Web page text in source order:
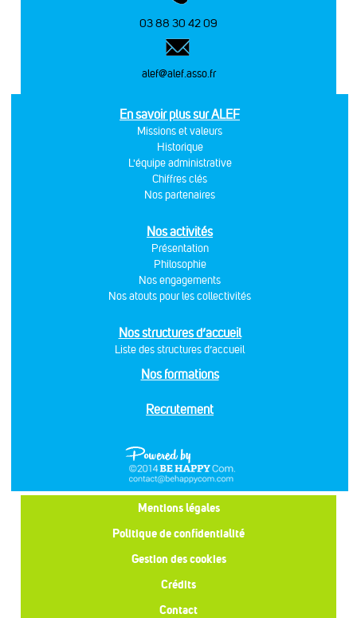
03 88 30 42 09
alef@alef.asso.fr
En savoir plus sur ALEF
Missions et valeurs
Historique
L'équipe administrative
Chiffres clés
Nos partenaires
Nos activités
Présentation
Philosophie
Nos engagements
Nos atouts pour les collectivités
Nos structures d’accueil
Liste des structures d’accueil
Nos formations
Recrutement
Mentions légales
Politique de confidentialité
Gestion des cookies
Crédits
Contact